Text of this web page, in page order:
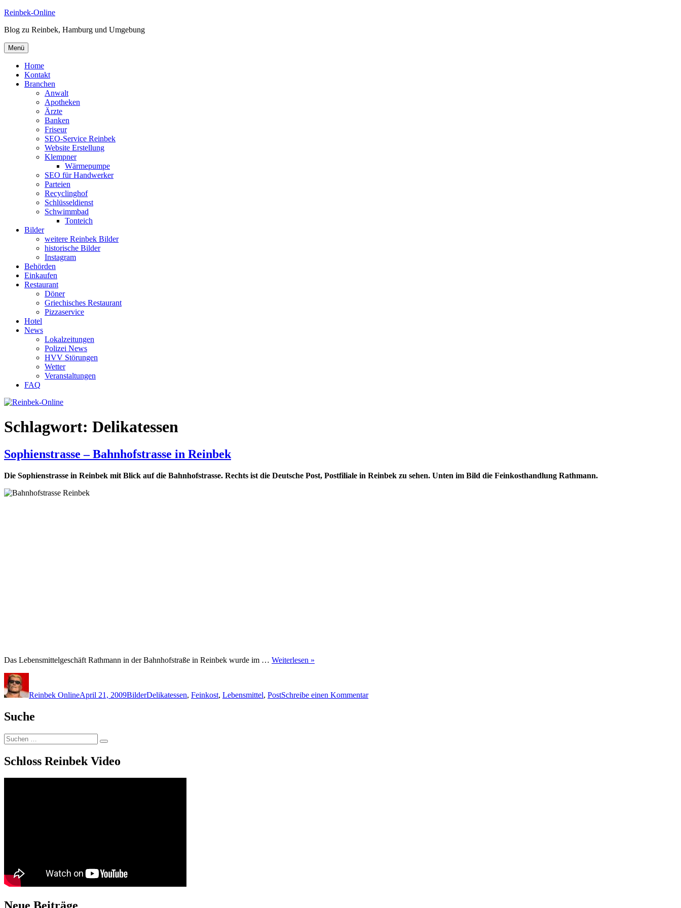
Zum
springen
Reinbek-Online
Blog zu Reinbek, Hamburg und Umgebung
Menü
Home
Kontakt
Branchen
Anwalt
Apotheken
Ärzte
Banken
Friseur
SEO-Service Reinbek
Website Erstellung
Klempner
Wärmepumpe
SEO für Handwerker
Parteien
Recyclinghof
Schlüsseldienst
Schwimmbad
Tonteich
Bilder
weitere Reinbek Bilder
historische Bilder
Instagram
Behörden
Einkaufen
Restaurant
Döner
Griechisches Restaurant
Pizzaservice
Hotel
News
Lokalzeitungen
Polizei News
HVV Störungen
Wetter
Veranstaltungen
FAQ
Schlagwort: Delikatessen
Sophienstrasse – Bahnhofstrasse in Reinbek
Die Sophienstrasse in Reinbek mit Blick auf die Bahnhofstrasse. Rechts ist die Deutsche Post, Postfiliale in Reinbek zu sehen. Unten im Bild die Feinkosthandlung Rathmann.
Das Lebensmittelgeschäft Rathmann in der Bahnhofstraße in Reinbek wurde im … Weiterlesen »
Reinbek OnlineApril 21, 2009BilderDelikatessen, Feinkost, Lebensmittel, PostSchreibe einen Kommentar–
Suche
Suchen
nach:
Suchen
Schloss Reinbek Video